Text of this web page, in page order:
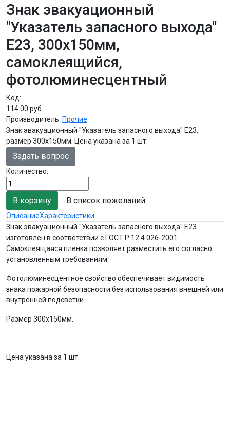
Знак эвакуационный
"Указатель запасного выхода"
Е23, 300х150мм,
самоклеящийся,
фотолюминесцентный
Код:
114.00 руб
Производитель: Прочие
Знак эвакуационный "Указатель запасного выхода" Е23,
размер 300х150мм. Цена указана за 1 шт.
Задать вопрос
Количество:
В список пожеланий
ОписаниеХарактеристики
Знак эвакуационный "Указатель запасного выхода" Е23
изготовлен в соответствии с ГОСТ Р 12.4.026-2001.
Самоклеящаяся пленка позволяет разместить его согласно
установленным требованиям.
Фотолюминесцентное свойство обеспечивает видимость
знака пожарной безопасности без использования внешней или
внутренней подсветки.
Размер 300х150мм.
Цена указана за 1 шт.